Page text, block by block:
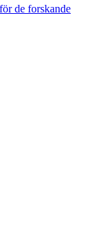
de forskande